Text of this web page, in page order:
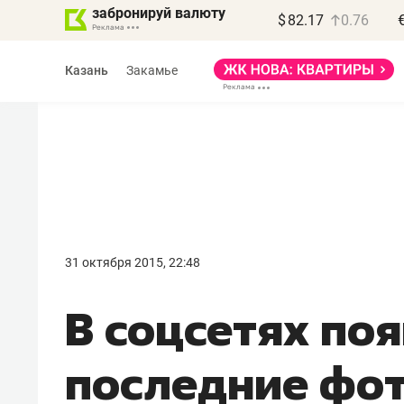
забронируй валюту $ 82.17 0.76
Казань Закамье
31 октября 2015, 22:48
В соцсетях
последние
правил, бизнес может
потерять минимум